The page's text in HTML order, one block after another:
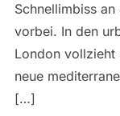
Schnellimbiss
vorbei. In den
London vollzieht
neue
[…]